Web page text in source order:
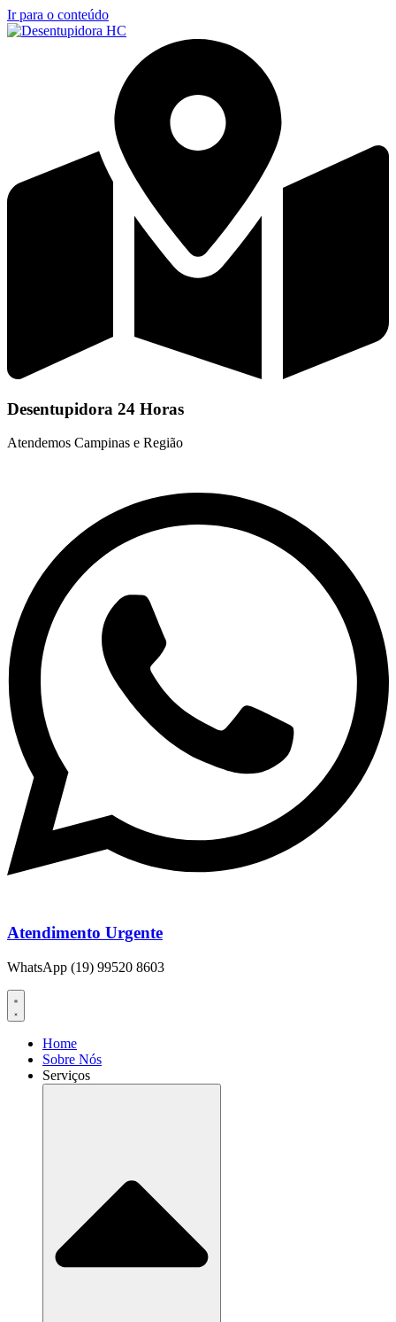
Ir para o conteúdo
Desentupidora 24 Horas
Atendemos Campinas e Região
Atendimento Urgente
WhatsApp (19) 99520 8603
Home
Sobre Nós
Serviços